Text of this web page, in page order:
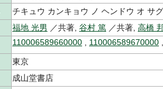
チキュウ カンキョウ ノ ヘンドウ オ サ
福地 光男 ／共著, 谷村 篤 ／共著, 高橋
110006589660000 110006589670000
東京
成山堂書店